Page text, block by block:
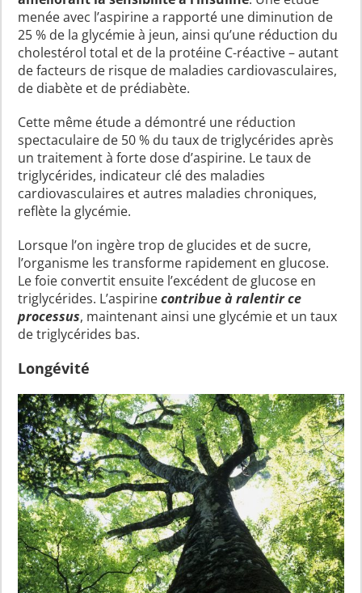
menée avec l’aspirine a rapporté une diminution de
25 % de la glycémie à jeun, ainsi qu’une réduction du
cholestérol total et de la protéine C-réactive – autant
de facteurs de risque de maladies cardiovasculaires,
de diabète et de prédiabète.
Cette même étude a démontré une réduction
spectaculaire de 50 % du taux de triglycérides après
un traitement à forte dose d’aspirine. Le taux de
triglycérides, indicateur clé des maladies
cardiovasculaires et autres maladies chroniques,
reflète la glycémie.
Lorsque l’on ingère trop de glucides et de sucre,
l’organisme les transforme rapidement en glucose.
Le foie convertit ensuite l’excédent de glucose en
triglycérides. L’aspirinecontribue à ralentir ce
processus, maintenant ainsi une glycémie et un taux
de triglycérides bas.
Longévité